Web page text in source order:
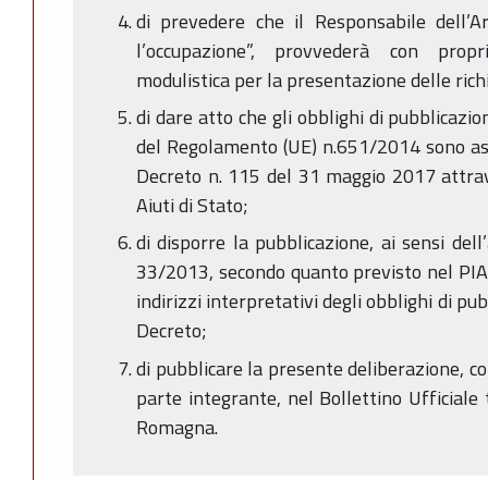
di prevedere che il Responsabile
l’occupazione”, provvederà con
modulistica per la presentazione delle
di dare atto che gli obblighi di
del Regolamento (UE) n.651/2014 sono
Decreto n. 115 del 31 maggio 2017
Aiuti di Stato;
di disporre la pubblicazione, ai sensi
33/2013, secondo quanto previsto nel
indirizzi interpretativi degli obblighi di
Decreto;
di pubblicare la presente deliberazione,
parte integrante, nel Bollettino Ufficiale
Romagna.